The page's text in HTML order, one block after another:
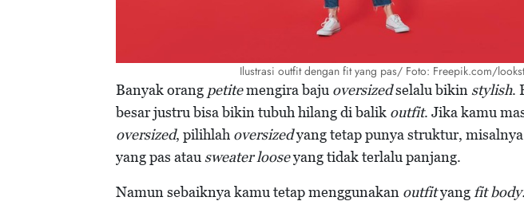
Ilustrasi outfit dengan fit yang pas/ Foto: Freepik.com/
Banyak orang petitemengira baju oversizedselalu bikinstylish.
besar justru bisa bikin tubuh hilang di balik outfit. Jika kamu
oversized, pilihlah oversizedyang tetap punya struktur, misalnya
yang pas atausweater looseyang tidak terlalu panjang.
Namun sebaiknya kamu tetap menggunakan outfityangfit body.